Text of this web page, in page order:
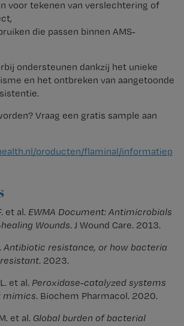
voor tekenen van verslechtering of
die passen binnen AMS-
ondersteunen dankzij het unieke
en het ontbreken van aangetoonde
Vraag een gratis sample aan
producten/flaminal/informatiep
et al. EWMA Document: Antimicrobials
Wounds. J Wound Care. 2013.
Antibiotic resistance, or how bacteria
. 2023.
et al. Peroxidase-catalyzed systems
mimics. Biochem Pharmacol. 2020.
et al. Global burden of bacterial